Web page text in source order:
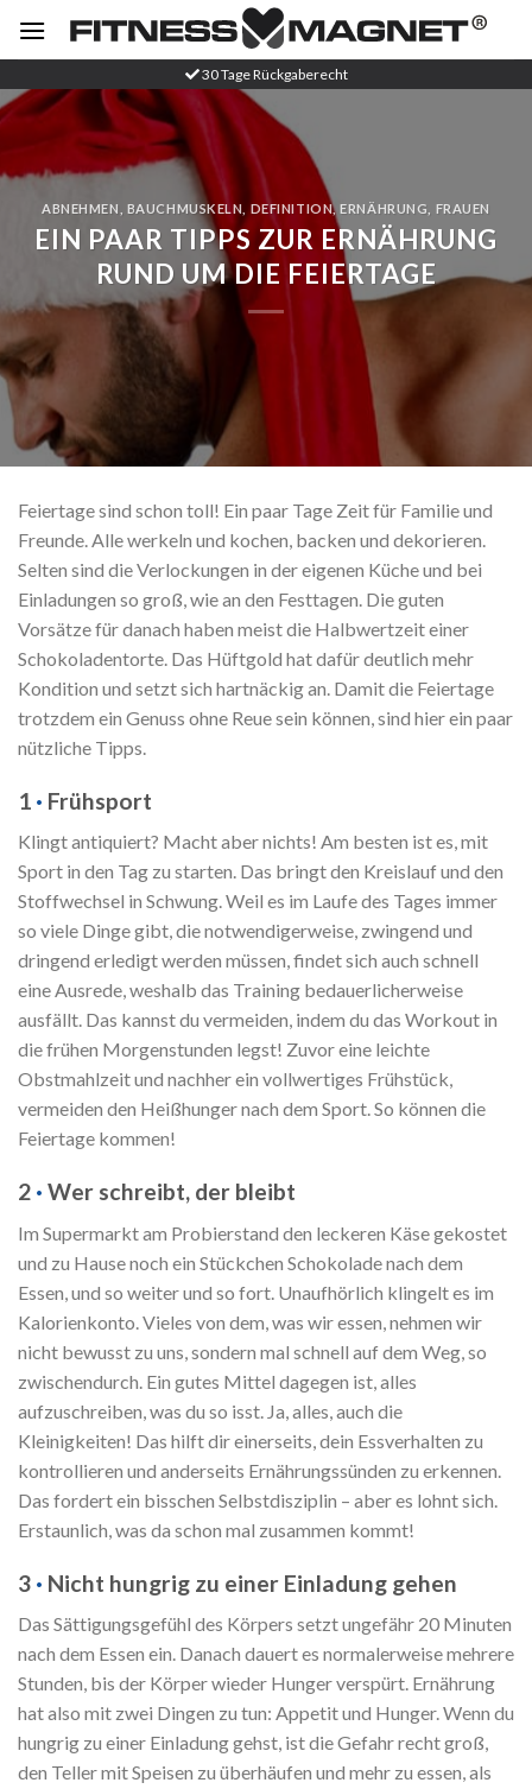
Inhalt
30 Tage Rückgaberecht
ABNEHMEN BAUCHMUSKELN DEFINITION,ERNÄHRUNG FRAUEN
EIN PAAR TIPPS ZUR ERNÄHRUNG
RUND UM DIE FEIERTAGE
Feiertage sind schon toll! Ein paar Tage Zeit für Familie und
Freunde. Alle werkeln und kochen, backen und dekorieren.
Selten sind die Verlockungen in der eigenen Küche und bei
Einladungen so groß, wie an den Festtagen. Die guten
Vorsätze für danach haben meist die Halbwertzeit einer
Schokoladentorte. Das Hüftgold hat dafür deutlich mehr
Kondition und setzt sich hartnäckig an. Damit die Feiertage
trotzdem ein Genuss ohne Reue sein können, sind hier ein paar
nützliche Tipps.
1 · Frühsport
Klingt antiquiert? Macht aber nichts! Am besten ist es, mit
Sport in den Tag zu starten. Das bringt den Kreislauf und den
Stoffwechsel in Schwung. Weil es im Laufe des Tages immer
so viele Dinge gibt, die notwendigerweise, zwingend und
dringend erledigt werden müssen, findet sich auch schnell
eine Ausrede, weshalb das Training bedauerlicherweise
ausfällt. Das kannst du vermeiden, indem du das Workout in
die frühen Morgenstunden legst! Zuvor eine leichte
Obstmahlzeit und nachher ein vollwertiges Frühstück,
vermeiden den Heißhunger nach dem Sport. So können die
Feiertage kommen!
2 · Wer schreibt, der bleibt
Im Supermarkt am Probierstand den leckeren Käse gekostet
und zu Hause noch ein Stückchen Schokolade nach dem
Essen, und so weiter und so fort. Unaufhörlich klingelt es im
Kalorienkonto. Vieles von dem, was wir essen, nehmen wir
nicht bewusst zu uns, sondern mal schnell auf dem Weg, so
zwischendurch. Ein gutes Mittel dagegen ist, alles
aufzuschreiben, was du so isst. Ja, alles, auch die
Kleinigkeiten! Das hilft dir einerseits, dein Essverhalten zu
kontrollieren und anderseits Ernährungssünden zu erkennen.
Das fordert ein bisschen Selbstdisziplin – aber es lohnt sich.
Erstaunlich, was da schon mal zusammen kommt!
3 · Nicht hungrig zu einer Einladung gehen
Das Sättigungsgefühl des Körpers setzt ungefähr 20 Minuten
nach dem Essen ein. Danach dauert es normalerweise mehrere
Stunden, bis der Körper wieder Hunger verspürt. Ernährung
hat also mit zwei Dingen zu tun: Appetit und Hunger. Wenn du
hungrig zu einer Einladung gehst, ist die Gefahr recht groß,
den Teller mit Speisen zu überhäufen und mehr zu essen, als